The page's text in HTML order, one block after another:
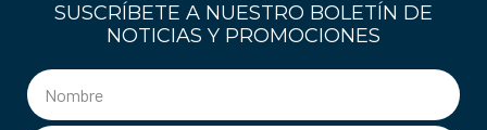
SUSCRÍBETE A NUESTRO BOLETÍN DE
NOTICIAS Y PROMOCIONES